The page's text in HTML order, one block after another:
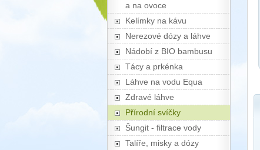
a na ovoce
Kelímky na kávu
Nerezové dózy a láhve
Nádobí z BIO bambusu
Tácy a prkénka
Láhve na vodu Equa
Zdravé láhve
Přírodní svíčky
Šungit - filtrace vody
Talíře, misky a dózy